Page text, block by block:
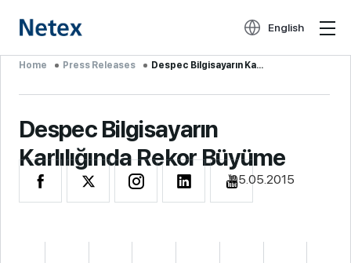
English
Home Press Releases Despec Bilgisayarın Ka...
Despec Bilgisayarın
Karlılığında Rekor Büyüme
05.05.2015